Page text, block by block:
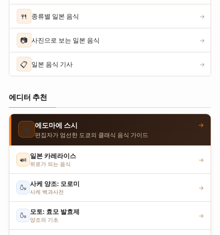
🍴 종류별 일본 음식 →
📷 사진으로 보는 일본 음식 →
📋 일본 음식 기사 →
에디터 추천
🍣 에도마에 스시
편집자가 엄선한 도쿄의 클래식 음식 가이드
→
🍛 일본 카레라이스
위로가 되는 음식
→
🍶 사케 양조: 모로미
사케 백과사전
→
🍶 모토: 효모 발효제
양조의 기초
→